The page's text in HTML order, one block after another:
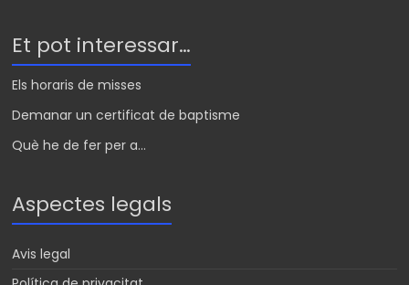
Et pot interessar…
Els horaris de misses
Demanar un certificat de baptisme
Què he de fer per a...
Aspectes legals
Avis legal